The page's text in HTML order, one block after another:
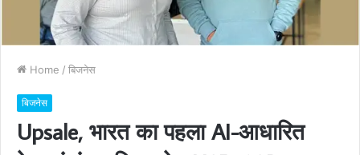
Home / बिजनेस
बिजनेस
Upsale, भारत का पहला AI-आधारित